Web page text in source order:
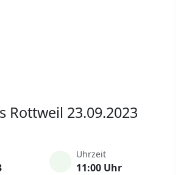
Rottweil 23.09.2023
Uhrzeit
11:00 Uhr